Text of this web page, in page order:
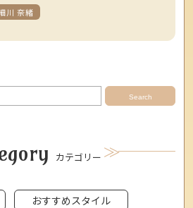
川 奈緒
Search
カテゴリー
おすすめスタイル